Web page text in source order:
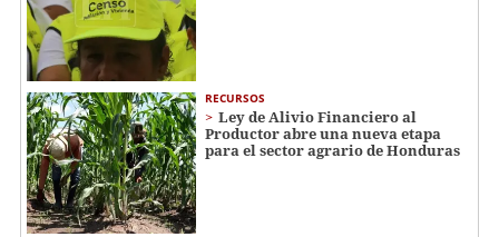
RECURSOS
Ley de Alivio Financiero al
Productor abre una nueva etapa
para el sector agrario de Honduras